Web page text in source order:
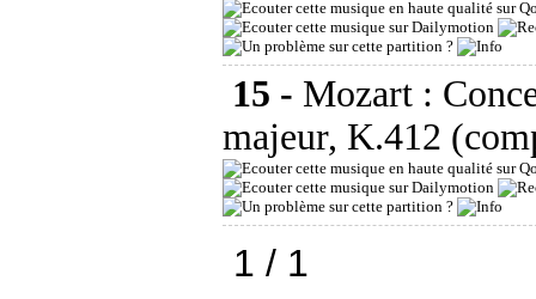
15 - Mozart :
majeur, K.412
1 / 1